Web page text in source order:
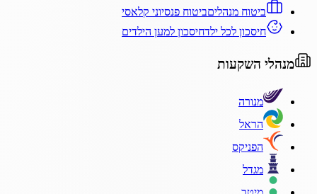
ביטוח מנהליםביטוח פנסיוני קלאסי
חיסכון לכל ילדחיסכון למען הילדים
מנהלי השקעות
מנורה
הראל
הפניקס
מגדל